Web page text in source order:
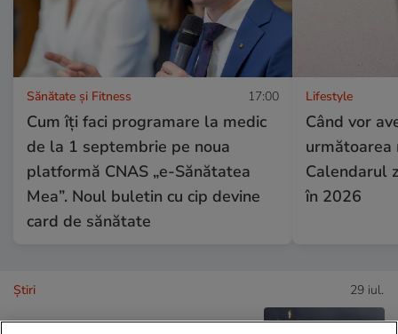
Sănătate și Fitness 17:00
Cum îți faci programare la medic
de la 1 septembrie pe noua
platformă CNAS „e-Sănătatea
Mea”. Noul buletin cu cip devine
card de sănătate
Lifestyle
Când vor
următoarea
Calendarul
în 2026
Ştiri 29 iul.